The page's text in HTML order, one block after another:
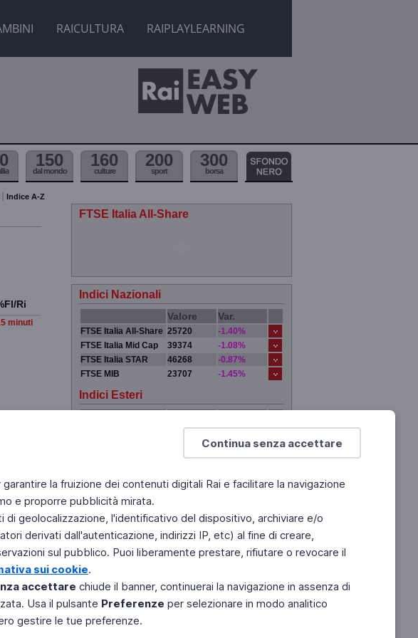
RAICULTURA RAIPLAYLEARNING
Continua senza accettare
la fruizione dei contenuti digitali Rai e facilitare la navigazione
e proporre pubblicità mirata.
geolocalizzazione, l'identificativo del dispositivo, archiviare e/o
derivati dall'autenticazione, indirizzi IP, etc) al fine di creare,
sul pubblico. Puoi liberamente prestare, rifiutare o revocare il
sui cookie.
accettare chiude il banner, continuerai la navigazione in assenza di
Usa il pulsante Preferenze per selezionare in modo analitico
gestire le tue preferenze.
150
dal mondo
160
culture
200
sport
300
borsa
Indice A-Z
Ri
minuti
FTSE Italia All-Share
Indici Nazionali
Valore Var.
FTSE Italia All-Share 25720
-1.40%
FTSE Italia Mid Cap
39374
-1.08%
FTSE Italia STAR
46268
-0.87%
FTSE MIB
23707 -1.45%
Indici Esteri
0.00%
0.00%
0.00%
Scrivici